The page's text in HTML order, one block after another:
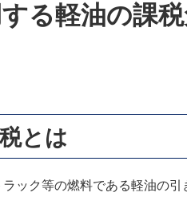
る軽油の課
とは
ック等の燃料である軽油の